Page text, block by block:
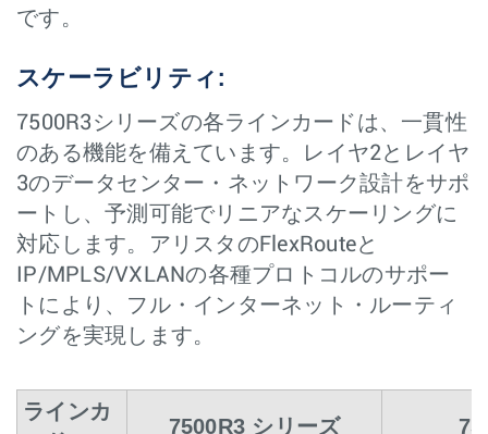
です。
スケーラビリティ:
7500R3シリーズの各ラインカードは、一貫性
のある機能を備えています。レイヤ2とレイヤ
3のデータセンター・ネットワーク設計をサポ
ートし、予測可能でリニアなスケーリングに
対応します。アリスタのFlexRouteと
IP/MPLS/VXLANの各種プロトコルのサポー
トにより、フル・インターネット・ルーティ
ングを実現します。
ラインカ
7500R3 シリーズ